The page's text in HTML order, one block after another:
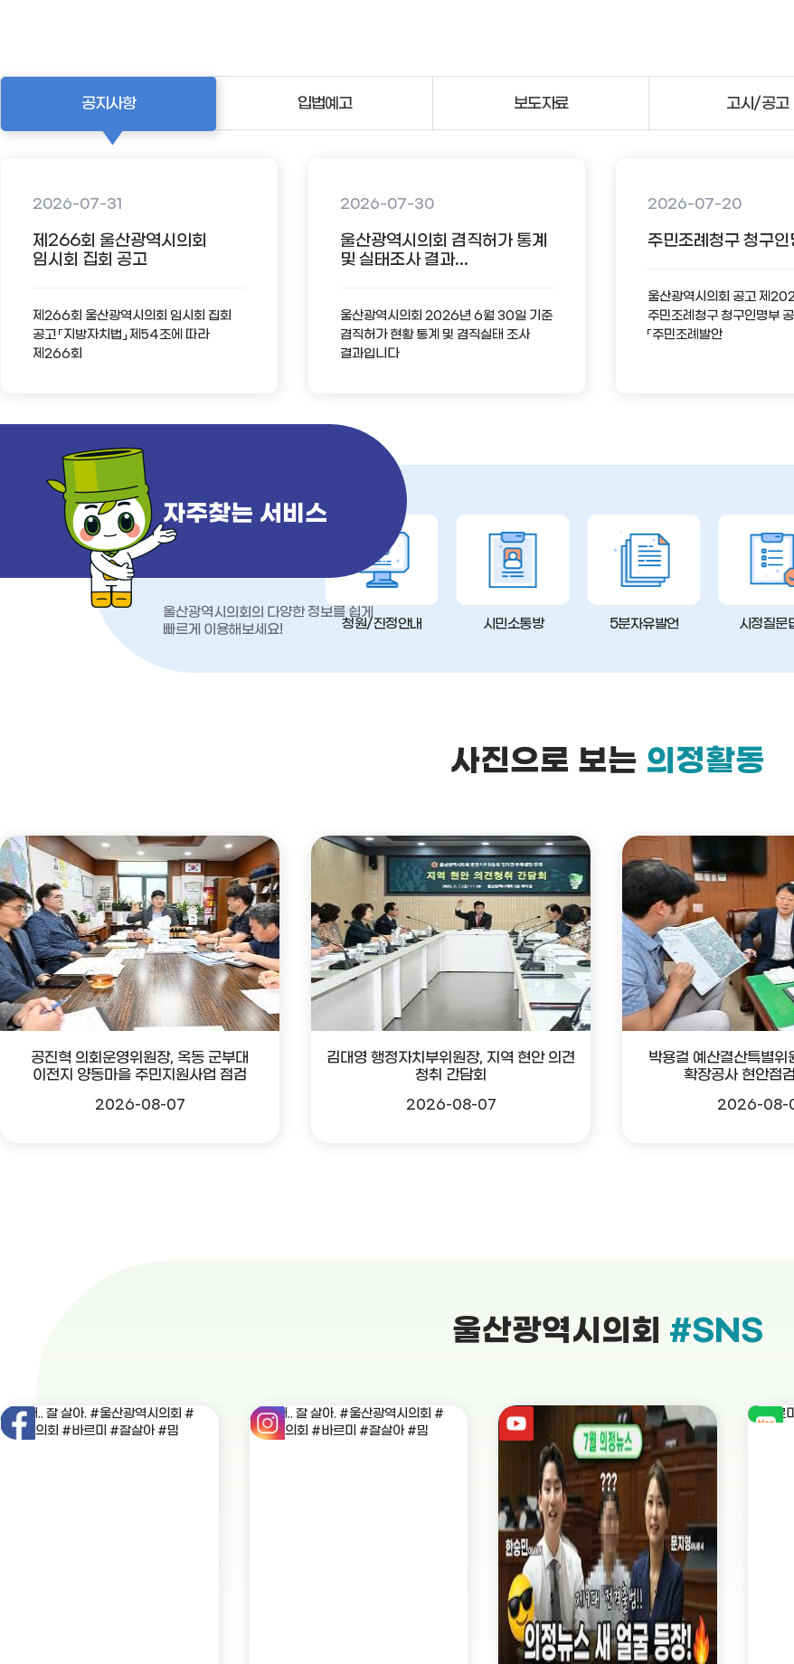
공지사항
2026-07-31
제266회 울산광역시의회
임시회 집회 공고
제266회 울산광역시의회 임시회 집회
공고 「지방자치법」 제54조에 따라
제266회
2026-07-30
울산광역시의회 겸직허가 통계
및 실태조사 결과...
울산광역시의회 2026년 6월 30일 기준
겸직허가 현황 통계 및 겸직실태 조사
결과입니다
2026-07-20
주민조례청구 청구
울산광역시의회 공고 제
주민조례청구 청구인명부
「주민조례발안
입법예고 보도자료 고시/공고
자주찾는 서비스
울산광역시의회의 다양한 정보를 쉽게
빠르게 이용해보세요!
청원/진정안내 시민소통방 5분자유발언 시정질문
사진으로 보는 의정활동
공진혁 의회운영위원장, 옥동 군부대
이전지 양동마을 주민지원사업 점검
2026-08-07
김대영 행정자치부위원장, 지역 현안 의견
청취 간담회
2026-08-07
박용걸 예산결산특별위
확장공사 현안점
2026-08-
울산광역시의회 #SNS